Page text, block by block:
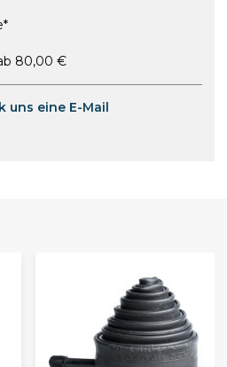
80,00 €
uns eine E-Mail